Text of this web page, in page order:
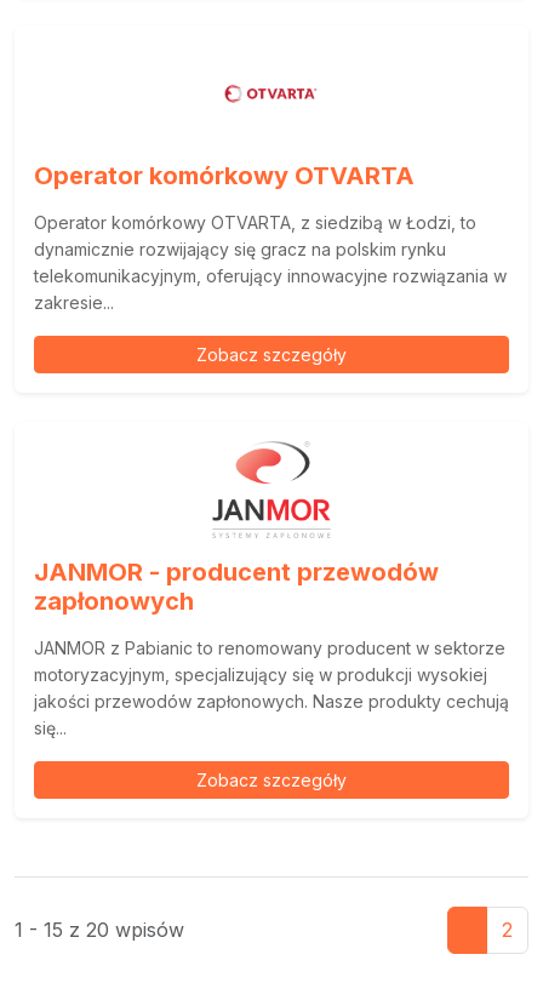
Operator komórkowy OTVARTA
Operator komórkowy OTVARTA, z siedzibą w Łodzi, to
dynamicznie rozwijający się gracz na polskim rynku
telekomunikacyjnym, oferujący innowacyjne rozwiązania w
zakresie...
Zobacz szczegóły
JANMOR - producent przewodów
zapłonowych
JANMOR z Pabianic to renomowany producent w sektorze
motoryzacyjnym, specjalizujący się w produkcji wysokiej
jakości przewodów zapłonowych. Nasze produkty cechują
się...
Zobacz szczegóły
1 - 15 z 20 wpisów 2